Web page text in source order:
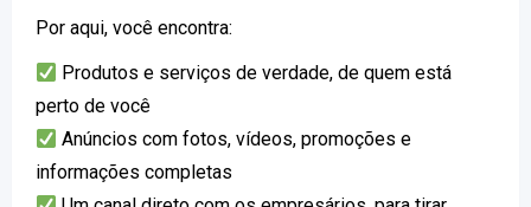
Por aqui, você encontra:
Produtos e serviços de verdade, de quem está
perto de você
Anúncios com fotos, vídeos, promoções e
informações completas